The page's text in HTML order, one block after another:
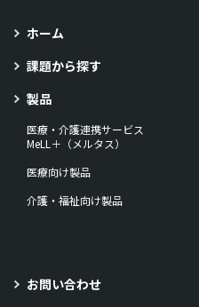
ホーム
課題から探す
製品
医療・介護連携サービス
MeLL＋（メルタス）
医療向け製品
介護・福祉向け製品
お問い合わせ